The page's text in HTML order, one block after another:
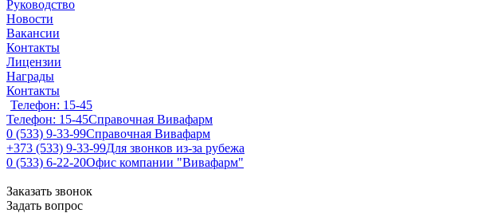
Руководство
Новости
Вакансии
Контакты
Лицензии
Награды
Контакты
Телефон: 15-45
Телефон: 15-45Справочная Вивафарм
0 (533) 9-33-99Справочная Вивафарм
+373 (533) 9-33-99Для звонков из-за рубежа
0 (533) 6-22-20Офис компании "Вивафарм"
Заказать звонок
Задать вопрос